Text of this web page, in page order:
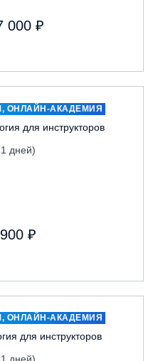
000 ₽
ОНЛАЙН-АКАДЕМИЯ
для инструкторов
дней)
₽
ОНЛАЙН-АКАДЕМИЯ
для инструкторов